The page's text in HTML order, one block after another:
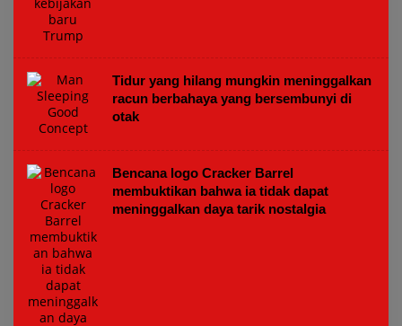
Tidur yang hilang mungkin meninggalkan
racun berbahaya yang bersembunyi di
otak
Bencana logo Cracker Barrel
membuktikan bahwa ia tidak dapat
meninggalkan daya tarik nostalgia